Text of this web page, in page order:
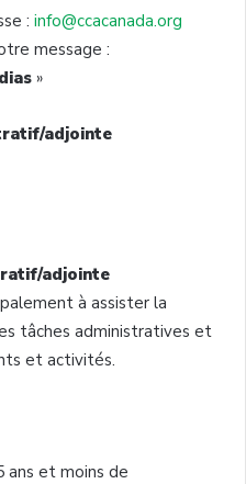
: info@ccacanada.org
message :
»
adjointe
adjointe
à assister la
tâches administratives et
et activités.
ans et moins de